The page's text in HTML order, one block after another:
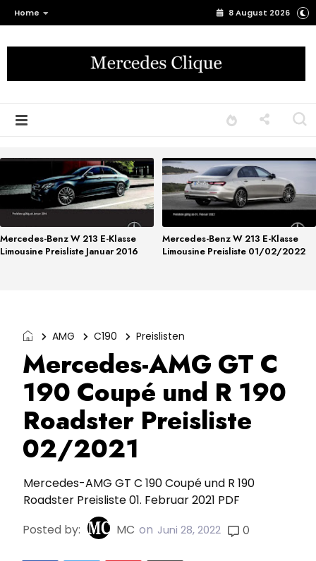
Home 8 August 2026
Mercedes-Benz W 213 E-Klasse
Limousine Preisliste Januar 2016
Mercedes-Benz W 213 E-Klasse
Limousine Preisliste 01/02/2022
AMG C190 Preislisten
Mercedes-AMG GT C
190 Coupé und R 190
Roadster Preisliste
02/2021
Mercedes-AMG GT C 190 Coupé und R 190
Roadster Preisliste 01. Februar 2021 PDF
Posted by:
MC on Juni 28, 2022 0